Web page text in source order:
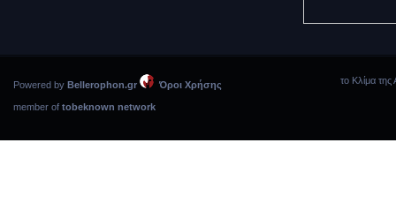
Powered by Bellerophon.gr Όροι Χρήσης
member of tobeknown network
το Κλίμα της